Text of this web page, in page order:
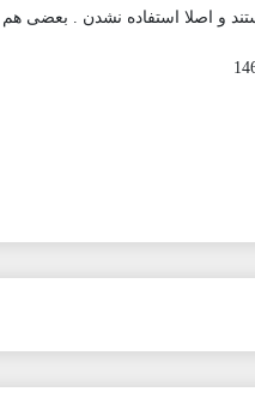
و اصلا استفاده نشدن . بعضی هم